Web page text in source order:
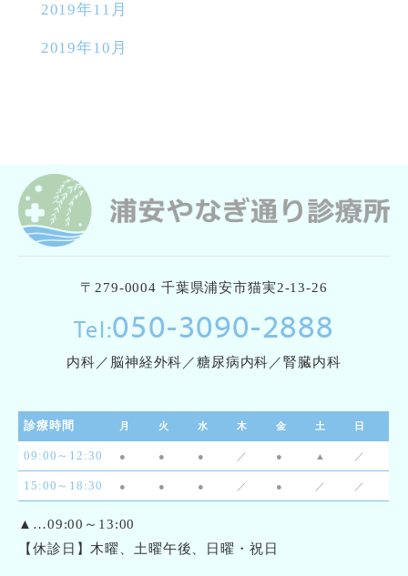
2019年11月
2019年10月
〒279-0004 千葉県浦安市猫実2-13-26
Tel:050-3090-2888
内科／脳神経外科／糖尿病内科／腎臓内科
診療時間 月 火 水 木 金 土 日
09:00～12:30 ● ● ● ／ ● ▲ ／
15:00～18:30 ● ● ● ／ ● ／ ／
▲…09:00～13:00
【休診日】木曜、土曜午後、日曜・祝日